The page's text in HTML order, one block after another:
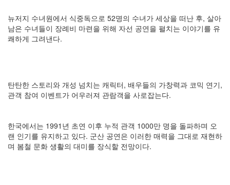
뉴저지 수녀원에서 식중독으로 52명의 수녀가 세상을 떠난 후, 살아
남은 수녀들이 장례비 마련을 위해 자선 공연을 펼치는 이야기를 유
쾌하게 그려낸다.
탄탄한 스토리와 개성 넘치는 캐릭터, 배우들의 가창력과 코믹 연기,
관객 참여 이벤트가 어우러져 관람객을 사로잡는다.
한국에서는 1991년 초연 이후 누적 관객 1000만 명을 돌파하며 오
랜 인기를 유지하고 있다. 군산 공연은 이러한 매력을 그대로 재현하
며 봄철 문화 생활의 대미를 장식할 전망이다.